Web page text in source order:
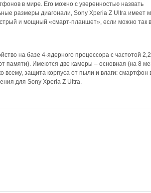
в мире. Его можно с уверенностью назвать
размеры диагонали, Sony Xperia Z Ultra имеет
и мощный «смарт-планшет», если можно так
на базе 4-ядерного процессора с частотой 2,2
памяти). Имеются две камеры – основная (на 8
всему, защита корпуса от пыли и влаги: смартфон
для Sony Xperia Z Ultra.